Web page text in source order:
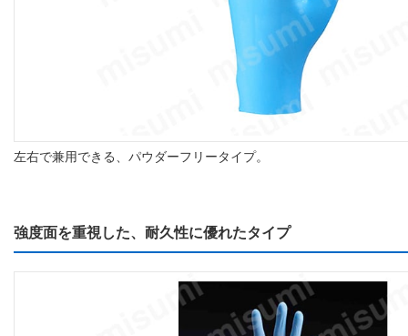
左右で兼用できる、パウダーフリータイプ。
強度面を重視した、耐久性に優れたタイプ